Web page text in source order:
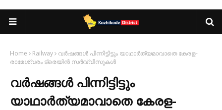
Home Railway
വർഷങ്ങൾ പിന്നിട്ടിട്ടും യാഥാർത്യമാവാതെ കേരള-
രാമേശ്വരം ട്രെയിൻ സർവ്വീസുകൾ
വർഷങ്ങൾ പിന്നിട്ടിട്ടും
യാഥാർത്യമാവാതെ കേരള-